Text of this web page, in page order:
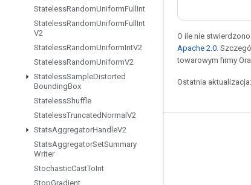
StatelessRandomUniformFull Int
StatelessRandomUniformFull Int
V2
StatelessRandomUniformIntV2
StatelessRandomUniformV2
StatelessSampleDistorted
BoundingBox
StatelessShuffle
StatelessTruncatedNormal V2
StatsAggregatorHandleV2
StatsAggregatorSetSummary
Writer
StochasticCastToInt
StopGradient
O ile nie
Apache 2.0 .
towarowym firmy
Ostatnia
Pozostawaj w kontakcie